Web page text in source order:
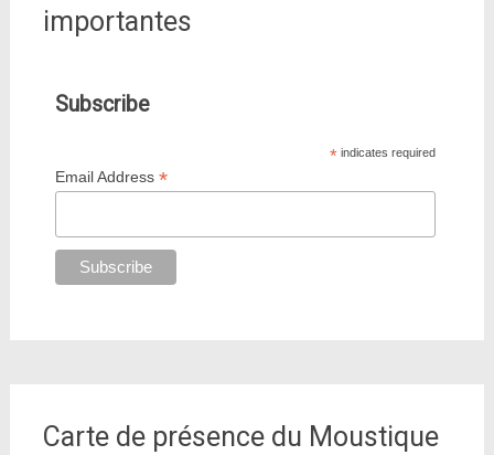
importantes
Subscribe
*indicates required
Email Address*
Carte de présence du Moustique